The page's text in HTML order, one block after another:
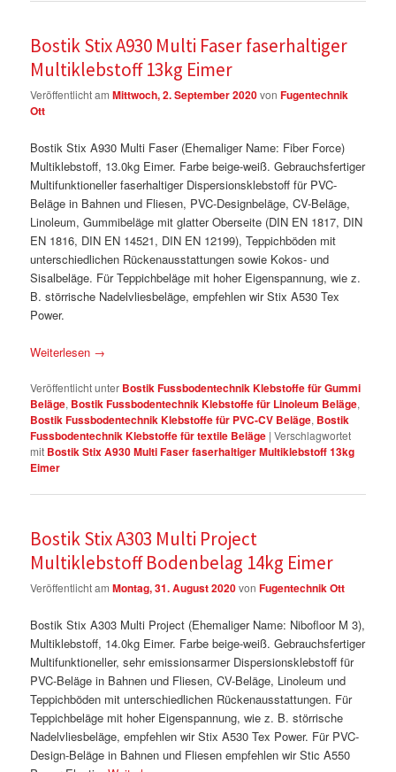
Bostik Stix A930 Multi Faser faserhaltiger
Multiklebstoff 13kg Eimer
Veröffentlicht amMittwoch, 2. September 2020vonFugentechnik
Ott
Bostik Stix A930 Multi Faser (Ehemaliger Name: Fiber Force)
Multiklebstoff, 13.0kg Eimer. Farbe beige-weiß. Gebrauchsfertiger
Multifunktioneller faserhaltiger Dispersionsklebstoff für PVC-
Beläge in Bahnen und Fliesen, PVC-Designbeläge, CV-Beläge,
Linoleum, Gummibeläge mit glatter Oberseite (DIN EN 1817, DIN
EN 1816, DIN EN 14521, DIN EN 12199), Teppichböden mit
unterschiedlichen Rückenausstattungen sowie Kokos- und
Sisalbeläge. Für Teppichbeläge mit hoher Eigenspannung, wie z.
B. störrische Nadelvliesbeläge, empfehlen wir Stix A530 Tex
Power.
Weiterlesen →
Veröffentlicht unter Bostik Fussbodentechnik Klebstoffe für Gummi
Beläge, Bostik Fussbodentechnik Klebstoffe für Linoleum Beläge,
Bostik Fussbodentechnik Klebstoffe für PVC-CV Beläge, Bostik
Fussbodentechnik Klebstoffe für textile Beläge |Verschlagwortet
mit Bostik Stix A930 Multi Faser faserhaltiger Multiklebstoff 13kg
Eimer
Bostik Stix A303 Multi Project
Multiklebstoff Bodenbelag 14kg Eimer
Veröffentlicht amMontag, 31. August 2020vonFugentechnik Ott
Bostik Stix A303 Multi Project (Ehemaliger Name: Nibofloor M 3),
Multiklebstoff, 14.0kg Eimer. Farbe beige-weiß. Gebrauchsfertiger
Multifunktioneller, sehr emissionsarmer Dispersionsklebstoff für
PVC-Beläge in Bahnen und Fliesen, CV-Beläge, Linoleum und
Teppichböden mit unterschiedlichen Rückenausstattungen. Für
Teppichbeläge mit hoher Eigenspannung, wie z. B. störrische
Nadelvliesbeläge, empfehlen wir Stix A530 Tex Power. Für PVC-
Design-Beläge in Bahnen und Fliesen empfehlen wir Stic A550